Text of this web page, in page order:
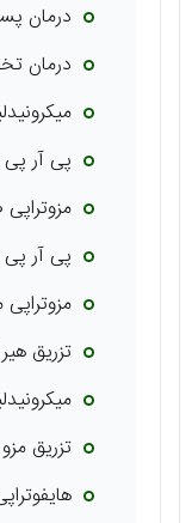
درمان
درمان
پی آر
پی آر
مزوتراپی
تزریق
تزریق